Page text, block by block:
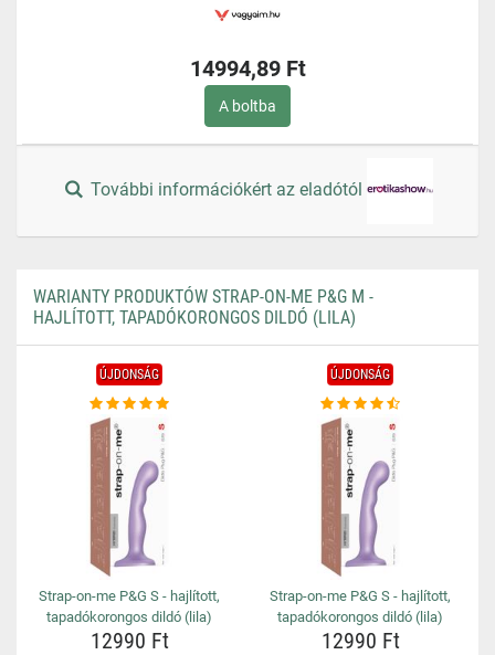
14994,89 Ft
A boltba
További információkért az eladótól
WARIANTY PRODUKTÓW STRAP-ON-ME P&G M -
HAJLÍTOTT, TAPADÓKORONGOS DILDÓ (LILA)
ÚJDONSÁG
Strap-on-me P&G S - hajlított,
tapadókorongos dildó (lila)
12990 Ft
ÚJDONSÁG
Strap-on-me P&G S - hajlított,
tapadókorongos dildó (lila)
12990 Ft